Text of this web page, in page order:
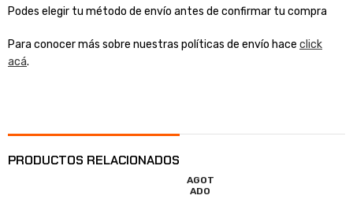
Podes elegir tu método de envío antes de confirmar tu compra
Para conocer más sobre nuestras políticas de envío hace click
acá.
PRODUCTOS RELACIONADOS
AGOT
ADO